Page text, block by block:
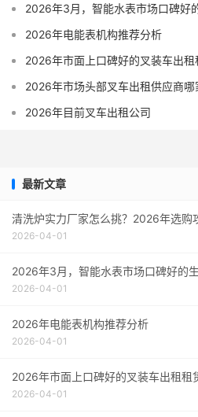
2026年3月，智能水表市场口碑好
2026年电能表机构推荐分析
2026年市面上口碑好的叉装车出
2026年市场头部叉车出租供应商哪
2026年目前叉车出租公司
最新文章
清洗炉实力厂家怎么挑？2026年选购
2026-04-01
2026年3月，智能水表市场口碑好的
2026-04-01
2026年电能表机构推荐分析
2026-04-01
2026年市面上口碑好的叉装车出租租
2026-04-01